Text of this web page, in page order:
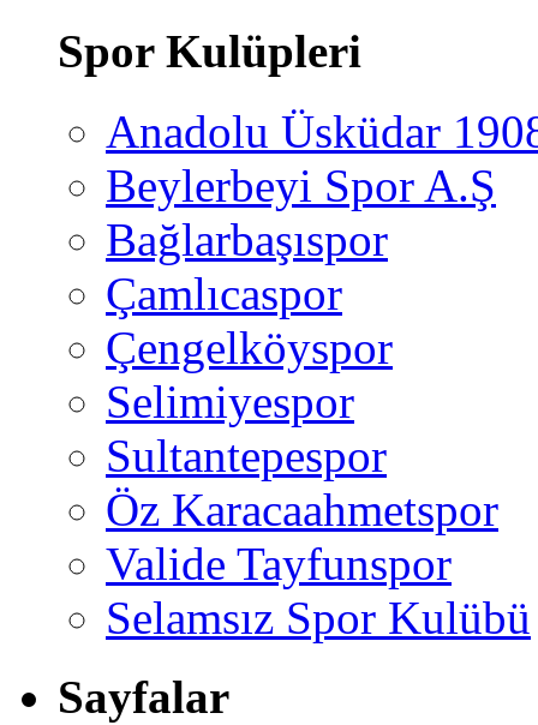
Spor Kulüpleri
Anadolu Üsküdar
Beylerbeyi Spor A.Ş
Bağlarbaşıspor
Çamlıcaspor
Çengelköyspor
Selimiyespor
Sultantepespor
Öz Karacaahmetspor
Valide Tayfunspor
Selamsız Spor Kulübü
Sayfalar